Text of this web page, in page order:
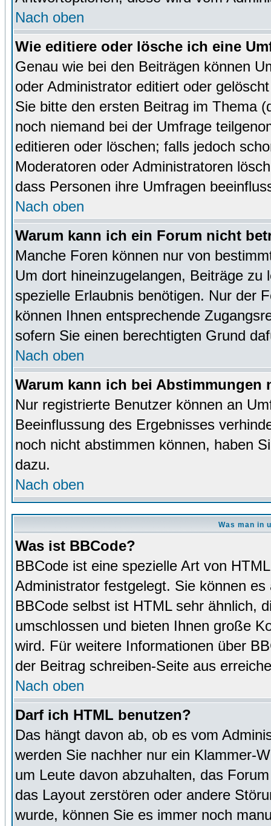
Nach oben
Wie editiere oder lösche ich eine
Genau wie bei den Beiträgen können
oder Administrator editiert oder
Sie bitte den ersten Beitrag im Thema
noch niemand bei der Umfrage
editieren oder löschen; falls jedoch
Moderatoren oder Administratoren
dass Personen ihre Umfragen
Nach oben
Warum kann ich ein Forum nicht
Manche Foren können nur von
Um dort hineinzugelangen, Beiträge
spezielle Erlaubnis benötigen. Nur der
können Ihnen entsprechende
sofern Sie einen berechtigten Grund
Nach oben
Warum kann ich bei Abstimmungen
Nur registrierte Benutzer können an
Beeinflussung des Ergebnisses
noch nicht abstimmen können, haben
dazu.
Nach oben
Was man in
Was ist BBCode?
BBCode ist eine spezielle Art von
Administrator festgelegt. Sie können
BBCode selbst ist HTML sehr ähnlich,
umschlossen und bieten Ihnen große
wird. Für weitere Informationen über
der Beitrag schreiben-Seite aus
Nach oben
Darf ich HTML benutzen?
Das hängt davon ab, ob es vom
werden Sie nachher nur ein Klammer-
um Leute davon abzuhalten, das
das Layout zerstören oder andere
wurde, können Sie es immer noch